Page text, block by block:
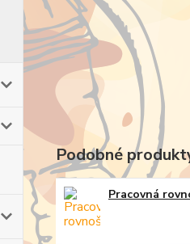
Podobné
Pracovná